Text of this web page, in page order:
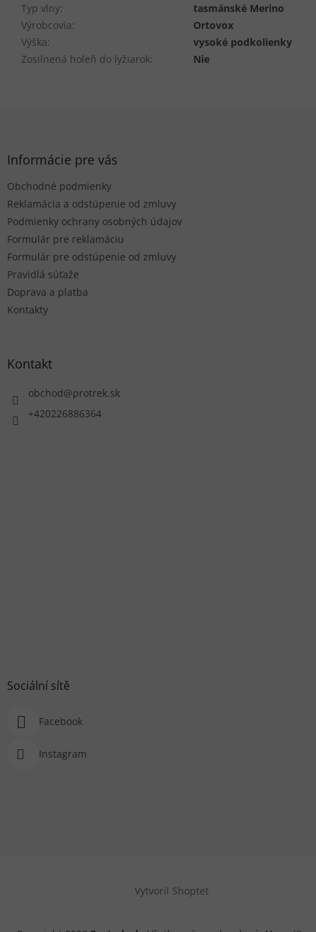
Typ vlny:
tasmánské Merino
Výrobcovia:
Ortovox
Výška:
vysoké podkolienky
Zosilnená holeň do lyžiarok: Nie
Informácie pre vás
Obchodné podmienky
Reklamácia a odstúpenie od zmluvy
Podmienky ochrany osobných údajov
Formulár pre reklamáciu
Formulár pre odstúpenie od zmluvy
Pravidlá súťaže
Doprava a platba
Kontakty
Kontakt
obchod@protrek.sk
+420226886364
Sociální sítě
Facebook
Instagram
Vytvoril Shoptet